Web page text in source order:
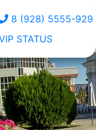
8 (928) 5555-929
STATUS